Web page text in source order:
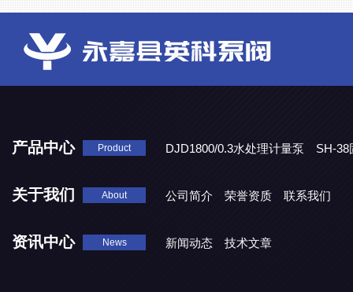
产品中心 Product DJD1800/0.3水处理计量泵
SH-38
关于我们 About 公司简介 荣誉资质 联系我们
资讯中心 News 新闻动态 技术文章